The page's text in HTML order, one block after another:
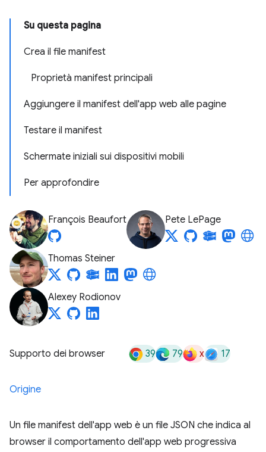
Su questa pagina
Crea il file manifest
Proprietà manifest principali
Aggiungere il manifest dell'app web alle pagine
Testare il manifest
Schermate iniziali sui dispositivi mobili
Per approfondire
François Beaufort Pete LePage
Thomas Steiner
Alexey Rodionov
Supporto dei browser 39 79 x 17
Origine
Un file manifest dell'app web è un file JSON che indica al
browser il comportamento dell'app web progressiva